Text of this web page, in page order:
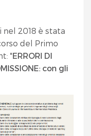
nel 2018 è stata
del Primo
"ERRORI DI
con gli